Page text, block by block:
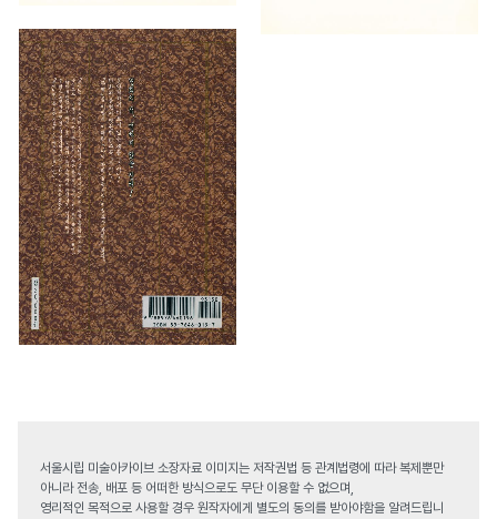
서울시립 미술아카이브 소장자료 이미지는 저작권법 등 관계법령에 따라 복제뿐만
아니라 전송, 배포 등 어떠한 방식으로도 무단 이용할 수 없으며,
영리적인 목적으로 사용할 경우 원작자에게 별도의 동의를 받아야함을 알려드립니